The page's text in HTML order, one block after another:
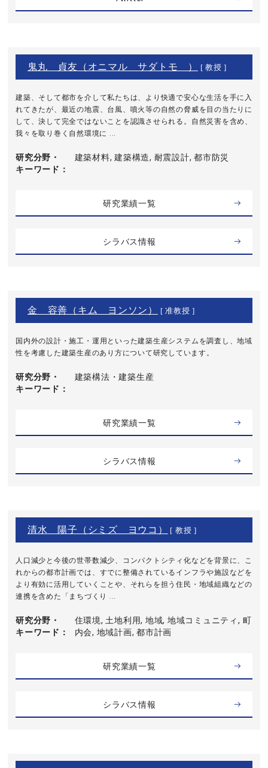
鬼丸 貞友（オニマル サダトモ ） [ 教授 ]
建築、そして都市を介して私たちは、より快適で安心な生活を手に入
れてきたが、最近の地震、台風、噴火等の自然の脅威を目の当たりに
して、決して完全ではないことを認識させられる。自然災害を含め、
我々を取り巻く自然環境に ...
研究分野・
キーワード
建築材料, 建築構造, 耐震設計, 都市防災
研究業績一覧
シラバス情報
金 容善（キム ヨンソン） [ 准教授 ]
国内外の設計・施工・運用といった建築生産システムを調査し、地域
性を考慮した建築生産のあり方について研究しています。
研究分野・
キーワード
建築構法・建築生産
研究業績一覧
シラバス情報
清水 陽子（シミズ ヨウコ） [ 教授 ]
人口減少と今後の世帯数減少、コンパクトシティ化などを背景に、こ
れからの都市計画では、すでに整備されているインフラや施設などを
より有効に活用していくことや、それらを担う住民・地域組織などの
連携を含めた「まちづくり ...
研究分野・
キーワード
住環境, 土地利用, 地域, 地域コミュニティ, 町
内会, 地域計画, 都市計画
研究業績一覧
シラバス情報